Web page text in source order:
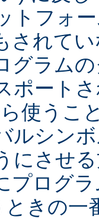
トフォ
されて
グラム
ポート
使うこ
ルシン
にさせ
プログ
ときの一